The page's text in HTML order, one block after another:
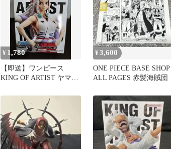
¥ 1,780
【即送】ワンピース
KING OF ARTIST ヤマト
¥3,600
ONE PIECE BASE SHOP
ALL PAGES 赤髪海賊団